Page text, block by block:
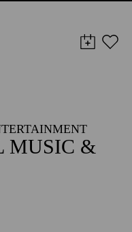
MUSIC &